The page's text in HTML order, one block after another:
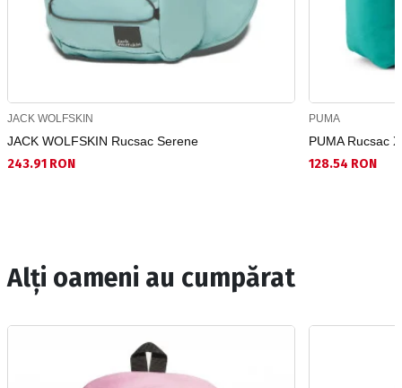
JACK WOLFSKIN
JACK WOLFSKIN Rucsac Serene
243.91 RON
PUMA
PUMA Rucsac
128.54 RON
Alți oameni au cumpărat